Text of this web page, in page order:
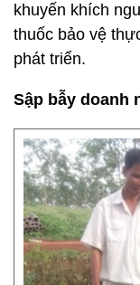
khuyến khích
thuốc bảo vệ
phát triển.
Sập bẫy doanh